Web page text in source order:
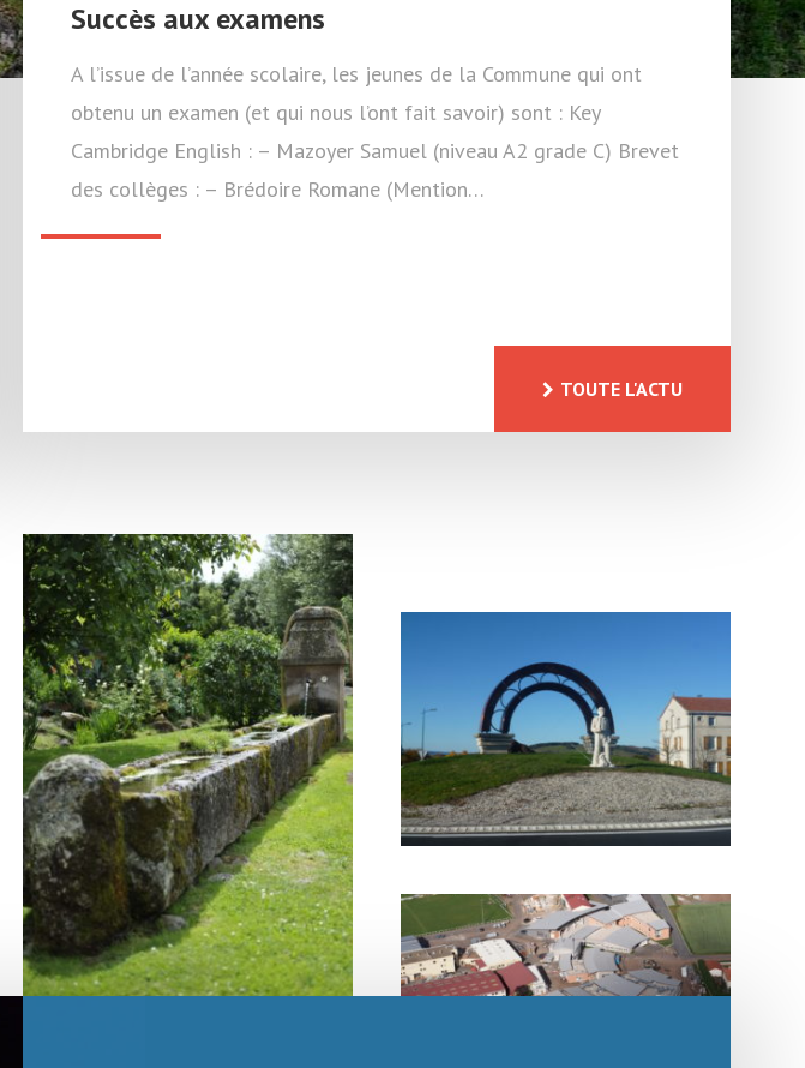
Succès aux examens
A l’issue de l’année scolaire, les jeunes de la Commune qui ont
obtenu un examen (et qui nous l’ont fait savoir) sont : Key
Cambridge English : – Mazoyer Samuel (niveau A2 grade C) Brevet
des collèges : – Brédoire Romane (Mention…
TOUTE L'ACTU